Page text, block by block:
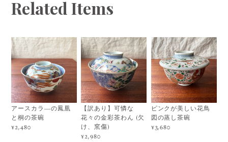
Related Items
アースカラ―の鳳凰
と桐の茶碗
¥2,480
【訳あり】可憐な
花々の金彩茶わん (欠
け、窯傷)
¥2,980
ピンクが美しい花鳥
図の蒸し茶碗
¥3,680